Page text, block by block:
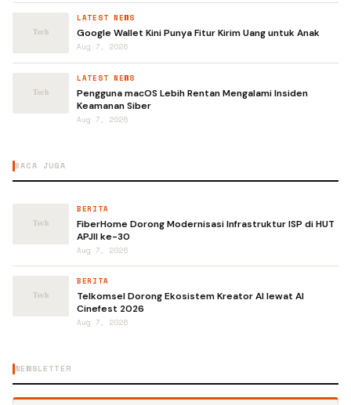
LATEST NEWS
Google Wallet Kini Punya Fitur Kirim Uang untuk Anak
Aug 7, 2026
LATEST NEWS
Pengguna macOS Lebih Rentan Mengalami Insiden
Keamanan Siber
Aug 7, 2026
BACA JUGA
BERITA
FiberHome Dorong Modernisasi Infrastruktur ISP di HUT
APJII ke-30
Aug 7, 2026
BERITA
Telkomsel Dorong Ekosistem Kreator AI lewat AI
Cinefest 2026
Aug 7, 2026
NEWSLETTER